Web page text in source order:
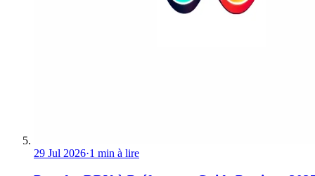
29 Jul 2026·1 min à lire